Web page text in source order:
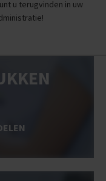
u terugvinden in uw